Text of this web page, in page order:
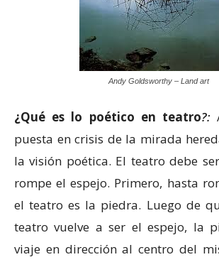
Andy Goldsworthy – Land art
¿Qué es lo poético en teatro?:
puesta en crisis de la mirada
la visión poética. El teatro debe
rompe el espejo. Primero, hasta
el teatro es la piedra. Luego de
teatro vuelve a ser el espejo, la
viaje en dirección al centro del